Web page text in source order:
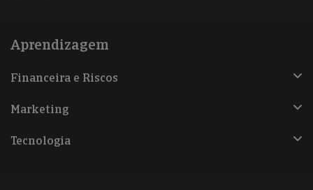
Aprendizagem
Financeira e Riscos
Marketing
Tecnologia